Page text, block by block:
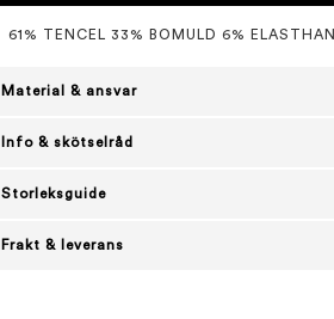
61% TENCEL 33% BOMULD 6% ELASTHAN
Material & ansvar
Info & skötselråd
Storleksguide
Frakt & leverans